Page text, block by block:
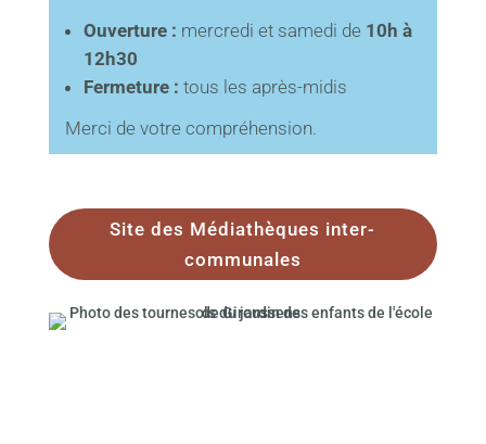
Ouverture : mercredi et samedi de 10h à
12h30
Fermeture : tous les après-midis
Merci de votre compréhension.
Site des Médiathèques inter-
communales